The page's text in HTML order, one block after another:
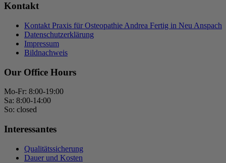
Kontakt
Kontakt Praxis für Osteopathie Andrea Fertig in Neu Anspach
Datenschutzerklärung
Impressum
Bildnachweis
Our Office Hours
Mo-Fr: 8:00-19:00
Sa: 8:00-14:00
So: closed
Interessantes
Qualitätssicherung
Dauer und Kosten